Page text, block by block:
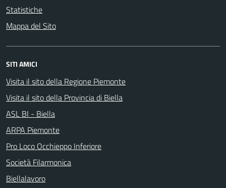
Statistiche
Mappa del Sito
SITI AMICI
Visita il sito della Regione Piemonte
Visita il sito della Provincia di Biella
ASL BI - Biella
ARPA Piemonte
Pro Loco Occhieppo Inferiore
Società Filarmonica
Biellalavoro